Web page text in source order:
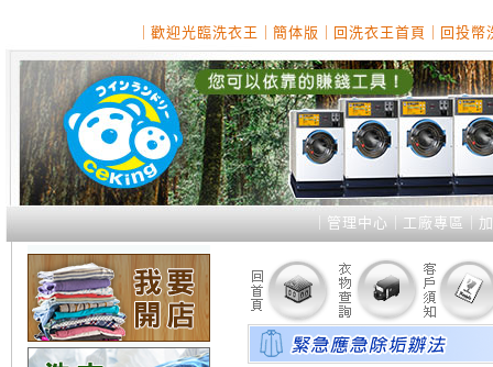
歡迎光臨洗衣王 簡体版 回洗衣王首頁 回投幣
管理中心 工廠專區